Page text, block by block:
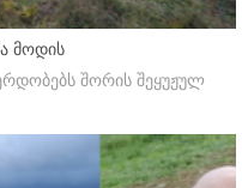
მოდის
შორის შეყუჟულ